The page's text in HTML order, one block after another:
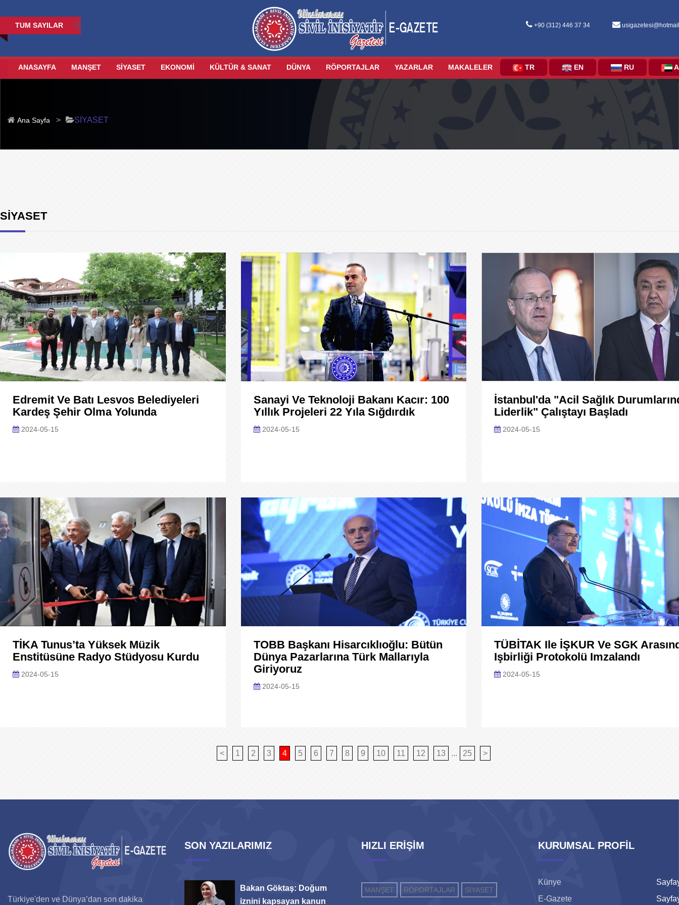
TUM SAYILAR +90 (312) 446 37 34
ANASAYFA MANŞET SİYASET EKONOMİ KÜLTÜR & SANAT DÜNYA RÖPORTAJLAR YAZARLAR MAKALELER TR EN RU
Ana Sayfa > SİYASET
SİYASET
Edremit Ve Batı Lesvos Belediyeleri
Kardeş Şehir Olma Yolunda
2024-05-15
Sanayi Ve Teknoloji Bakanı Kacır: 100
Yıllık Projeleri 22 Yıla Sığdırdık
2024-05-15
İstanbul'da "Acil Sağlık
Liderlik" Çalıştayı Başladı
2024-05-15
TİKA Tunus’ta Yüksek Müzik
Enstitüsüne Radyo Stüdyosu Kurdu
2024-05-15
TOBB Başkanı Hisarcıklıoğlu: Bütün
Dünya Pazarlarına Türk Mallarıyla
Giriyoruz
2024-05-15
TÜBİTAK Ile İŞKUR Ve SGK
Işbirliği Protokolü Imzalandı
2024-05-15
< 1 2 3 4 5 6 7 8 9 10 11 12 13 ... 25 >
Türkiye'den ve Dünya’dan son dakika
SON YAZILARIMIZ
Bakan Göktaş: Doğum
iznini kapsayan kanun
HIZLI ERİŞİM
MANŞET RÖPORTAJLAR SİYASET
KURUMSAL PROFİL
Künye
E-Gazete